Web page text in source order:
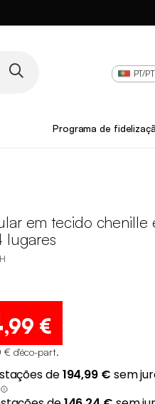
PT/PT
Programa de
em tecido chenille
lugares
,99 €
€ d'éco-part.